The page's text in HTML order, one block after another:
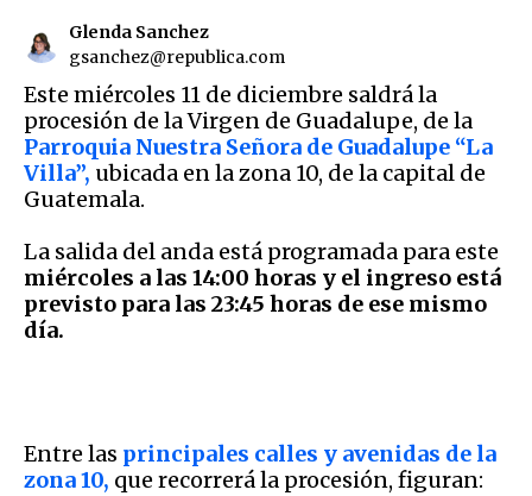
Glenda Sanchez
gsanchez@republica.com
Este miércoles 11 de diciembre saldrá la
procesión de la Virgen de Guadalupe, de la
Parroquia Nuestra Señora de Guadalupe “La
Villa”, ubicada en la zona 10, de la capital de
Guatemala.
La salida del anda está programada para este
miércoles a las 14:00 horas y el ingreso está
previsto para las 23:45 horas de ese mismo
día.
Entre las principales calles y avenidas de la
zona 10, que recorrerá la procesión, figuran: